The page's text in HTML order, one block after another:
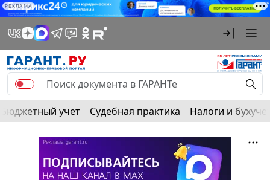
РЕКЛАМА
Бюджетный учет Судебная практика Налоги и